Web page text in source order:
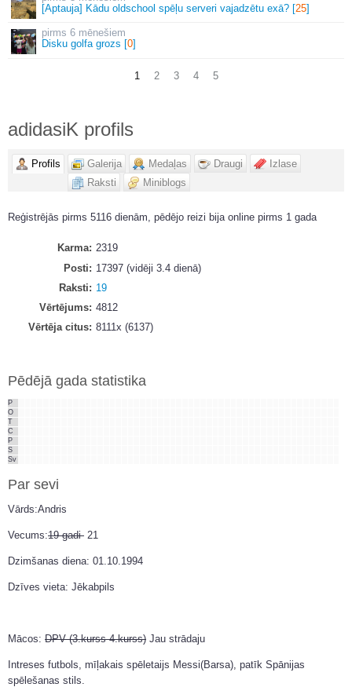
[Aptauja] Kādu oldschool spēļu serveri vajadzētu exā? [25]
6 mēnešiem
Disku golfa grozs [0]
1 2 3 4 5
adidasiK profils
Profils Galerija Medaļas Draugi
Izlase
Raksti
Miniblogs
Reģistrējās pirms 5116 dienām, pēdējo reizi bija online pirms 1 gada
Karma
2319
Posti
17397 (vidēji 3.4 dienā)
Raksti
19
Vērtējums
4812
Vērtēja citus
8111x (6137)
Pēdējā gada statistika
P
O
T
C
P
S
Sv
Par sevi
Vārds:Andris
Vecums:19 gadi 21
Dzimšanas diena: 01.10.1994
Dzīves vieta: Jēkabpils
Mācos: DPV (3.kurss 4.kurss) Jau strādaju
Intreses futbols, mīļakais spēletaijs Messi(Barsa), patīk Spānijas
spēlešanas stils.